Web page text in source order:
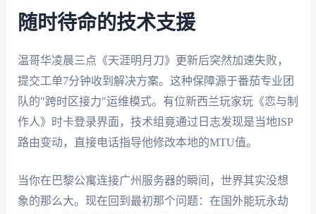
随时待命的技术支援
温哥华凌晨三点《天涯明月刀》更新后突然加速失败，
提交工单7分钟收到解决方案。这种保障源于番茄专业团
队的"跨时区接力"运维模式。有位新西兰玩家玩《恋与制
作人》时卡登录界面，技术组竟通过日志发现是当地ISP
路由变动，直接电话指导他修改本地的MTU值。
当你在巴黎公寓连接广州服务器的瞬间，世界其实没想
象的那么大。现在回到最初那个问题：在国外能玩永劫